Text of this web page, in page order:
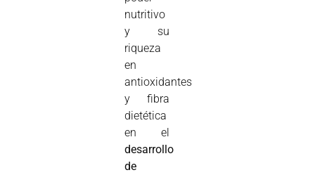
nutritivo
y su
riqueza
en
antioxidantes
y fibra
dietética
en el
desarrollo
de